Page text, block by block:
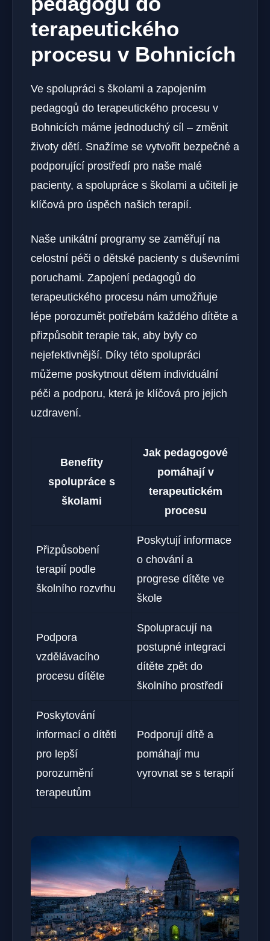
terapeutického
procesu v Bohnicích
Ve spolupráci s školami a zapojením
pedagogů do terapeutického procesu v
Bohnicích máme jednoduchý cíl – změnit
životy dětí. Snažíme se vytvořit bezpečné a
podporující prostředí pro naše malé
pacienty, a spolupráce s školami a učiteli je
klíčová pro úspěch našich terapií.
Naše unikátní programy se zaměřují na
celostní péči o dětské pacienty s duševními
poruchami. Zapojení pedagogů do
terapeutického procesu nám umožňuje
lépe porozumět potřebám každého dítěte a
přizpůsobit terapie tak, aby byly co
nejefektivnější. Díky této spolupráci
můžeme poskytnout dětem individuální
péči a podporu, která je klíčová pro jejich
uzdravení.
Benefity
spolupráce s
školami
Jak pedagogové
pomáhají v
terapeutickém
procesu
Přizpůsobení
terapií podle
školního rozvrhu
Poskytují informace
o chování a
progrese dítěte ve
škole
Podpora
vzdělávacího
procesu dítěte
Spolupracují na
postupné integraci
dítěte zpět do
školního prostředí
Poskytování
informací o dítěti
pro lepší
porozumění
terapeutům
Podporují dítě a
pomáhají mu
vyrovnat se s terapií